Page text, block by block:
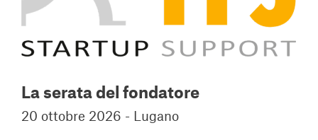
La serata del fondatore
20 ottobre 2026 - Lugano